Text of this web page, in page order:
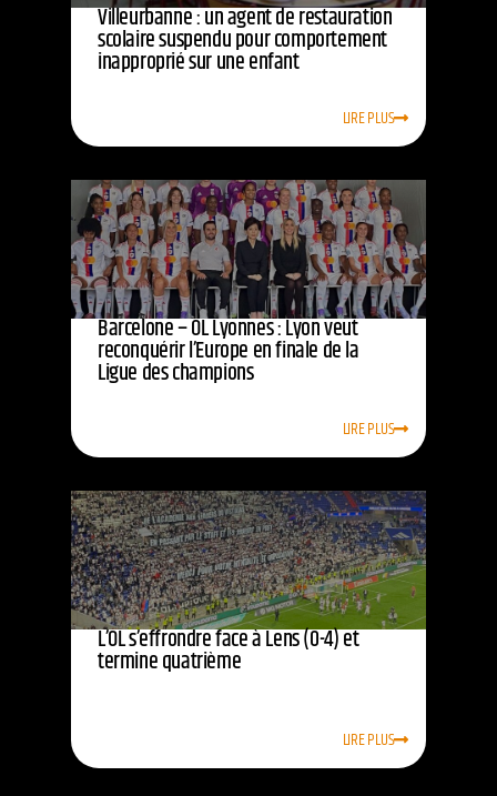
Villeurbanne : un agent de restauration
scolaire suspendu pour comportement
inapproprié sur une enfant
LIRE PLUS
Barcelone – OL Lyonnes : Lyon veut
reconquérir l’Europe en finale de la
Ligue des champions
LIRE PLUS
L’OL s’effrondre face à Lens (0-4) et
termine quatrième
LIRE PLUS